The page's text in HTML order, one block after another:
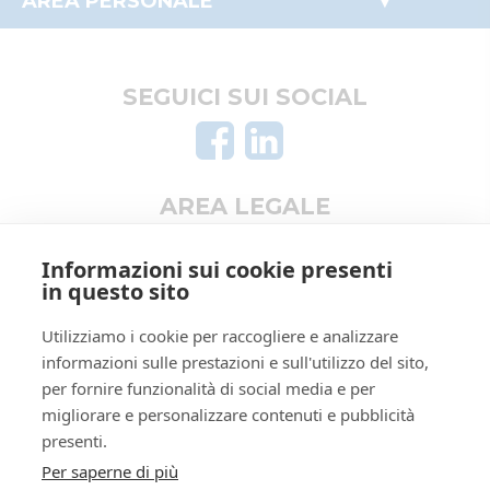
true
false
2440503
Codice lotto
LOTTO UNICO
Genere lotto
IMMOBILI
Categoria
lotto
IMMOBILE RESIDENZIALE
Indirizzo
Via Amelia Sartoretti, 4
Beni mobili
Il mio profilo
SEGUICI SUI SOCIAL
AREA LEGALE
Trattamento dati personali
Regolamento di partecipazione alle vendite
telematiche
Informativa cookie
Manuale operativo
Informazioni sui cookie presenti
in questo sito
Utilizziamo i cookie per raccogliere e analizzare
informazioni sulle prestazioni e sull'utilizzo del sito,
per fornire funzionalità di social media e per
migliorare e personalizzare contenuti e pubblicità
presenti.
Per saperne di più